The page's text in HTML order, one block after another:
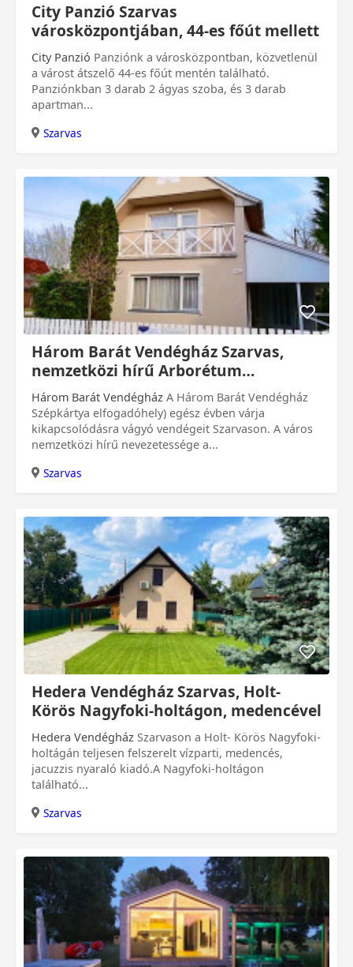
0 Ft
City Panzió Szarvas
városközpontjában, 44-es főút mellett
City Panzió
a várost átszelő 44-es főút mentén található.
Panziónkban 3 darab 2 ágyas szoba, és 3 darab
apartman...
Szarvas
0 Ft
Három Barát Vendégház Szarvas,
nemzetközi hírű Arborétum
közelében
Három Barát Vendégház
Szépkártya elfogadóhely) egész évben várja
kikapcsolódásra vágyó vendégeit Szarvason. A város
nemzetközi hírű nevezetessége a...
Szarvas
0 Ft
Hedera Vendégház Szarvas, Holt-
Körös Nagyfoki-holtágon, medencével
Hedera Vendégház
holtágán teljesen felszerelt vízparti, medencés,
jacuzzis nyaraló kiadó.A Nagyfoki-holtágon
található...
Szarvas